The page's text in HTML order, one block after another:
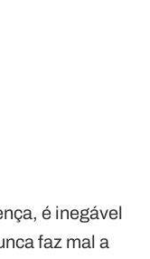
é inegável
faz mal a